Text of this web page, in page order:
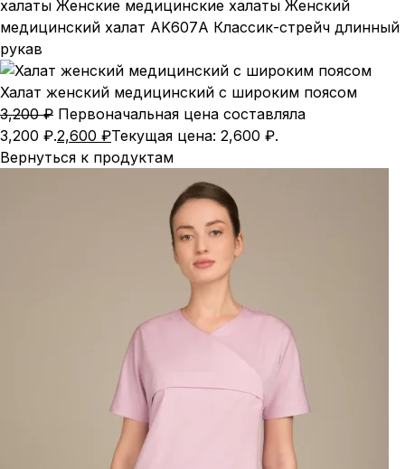
халаты Женские медицинские халаты Женский
медицинский халат AK607А Классик-стрейч длинный
рукав
Халат женский медицинский с широким поясом
3,200₽ Первоначальная цена составляла
3,200 ₽.2,600 ₽Текущая цена: 2,600 ₽.
Вернуться к продуктам